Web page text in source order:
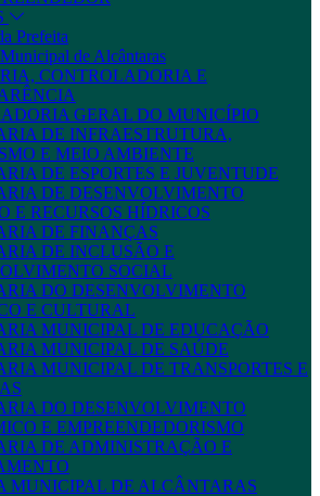
Prefeita
de Alcântaras
CONTROLADORIA E
GERAL DO MUNICÍPIO
DE INFRAESTRUTURA,
E MEIO AMBIENTE
DE ESPORTES E JUVENTUDE
DE DESENVOLVIMENTO
E RECURSOS HÍDRICOS
DE FINANÇAS
DE INCLUSÃO E
SOCIAL
DO DESENVOLVIMENTO
E CULTURAL
MUNICIPAL DE EDUCAÇÃO
MUNICIPAL DE SAÚDE
MUNICIPAL DE TRANSPORTES E
DO DESENVOLVIMENTO
E EMPREENDEDORISMO
DE ADMINISTRAÇÃO E
MUNICIPAL DE ALCÂNTARAS